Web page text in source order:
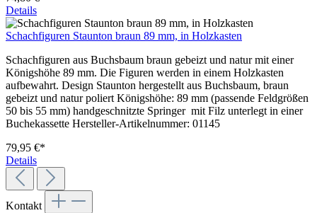
Details
Schachfiguren Staunton braun 89 mm, in Holzkasten
Schachfiguren aus Buchsbaum braun gebeizt und natur mit einer
Königshöhe 89 mm. Die Figuren werden in einem Holzkasten
aufbewahrt. Design Staunton hergestellt aus Buchsbaum, braun
gebeizt und natur poliert Königshöhe: 89 mm (passende Feldgrößen
50 bis 55 mm) handgeschnitzte Springer mit Filz unterlegt in einer
Buchekassette Hersteller-Artikelnummer: 01145
79,95 €*
Details
Kontakt